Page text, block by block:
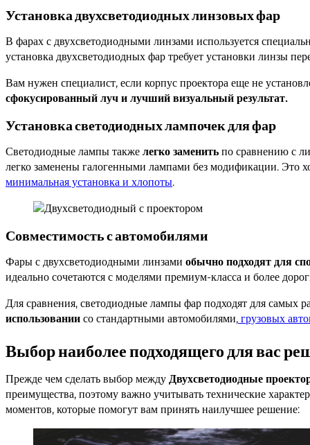
Установка двухсветодиодных линзовых фар
В фарах с двухсветодиодными линзами используется
установка двухсветодиодных фар требует установки линзы
Вам нужен специалист, если корпус проектора еще не
сфокусированный луч и лучший визуальный результат.
Установка светодиодных лампочек для фар
Светодиодные лампы также легко заменить по сравнению с
легко заменены галогенными лампами без модификации. Это
минимальная установка и хлопоты.
Совместимость с автомобилями
Фары с двухсветодиодными линзами обычно подходят для
идеально сочетаются с моделями премиум-класса и более
Для сравнения, светодиодные лампы фар подходят для
использовании со стандартными автомобилями, грузовых
Выбор наиболее подходящего для вас
Прежде чем сделать выбор между Двухсветодиодные
преимущества, поэтому важно учитывать технические
моментов, которые помогут вам принять наилучшее решение: